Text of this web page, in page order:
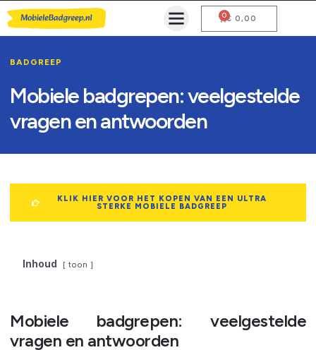
€ 0,00
0
BADGREEP
Mobiele badgrepen: veelgestelde
vragen en antwoorden
KLIK HIER VOOR HET KOPEN VAN EEN ULTRA
STERKE MOBIELE BADGREEP
Inhoud toon
Mobiele badgrepen: veelgestelde
vragen en antwoorden